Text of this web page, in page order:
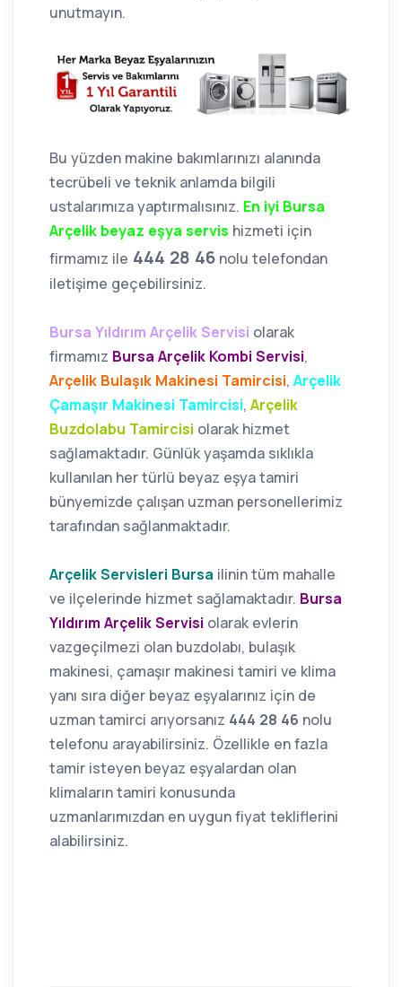
unutmayın.
Bu yüzden makine bakımlarınızı alanında
tecrübeli ve teknik anlamda bilgili
ustalarımıza yaptırmalısınız. En iyi Bursa
Arçelik beyaz eşya servis hizmeti için
firmamız ile 444 28 46 nolu telefondan
iletişime geçebilirsiniz.
Bursa Yıldırım Arçelik Servisi olarak
firmamız Bursa Arçelik Kombi Servisi,
Arçelik Bulaşık Makinesi Tamircisi, Arçelik
Çamaşır Makinesi Tamircisi, Arçelik
Buzdolabu Tamircisi olarak hizmet
sağlamaktadır. Günlük yaşamda sıklıkla
kullanılan her türlü beyaz eşya tamiri
bünyemizde çalışan uzman personellerimiz
tarafından sağlanmaktadır.
Arçelik Servisleri Bursa ilinin tüm mahalle
ve ilçelerinde hizmet sağlamaktadır. Bursa
Yıldırım Arçelik Servisi olarak evlerin
vazgeçilmezi olan buzdolabı, bulaşık
makinesi, çamaşır makinesi tamiri ve klima
yanı sıra diğer beyaz eşyalarınız için de
uzman tamirci arıyorsanız 444 28 46 nolu
telefonu arayabilirsiniz. Özellikle en fazla
tamir isteyen beyaz eşyalardan olan
klimaların tamiri konusunda
uzmanlarımızdan en uygun fiyat tekliflerini
alabilirsiniz.